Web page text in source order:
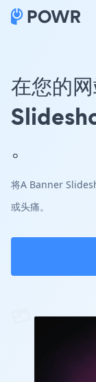
在您的
。
将A Banner
或头痛。